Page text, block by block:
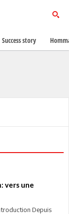
vers une
Depuis
Success story